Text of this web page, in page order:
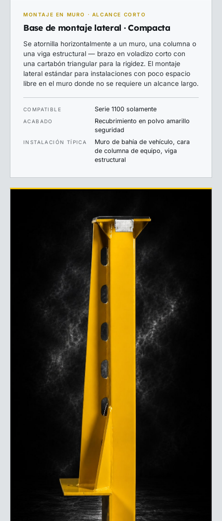
MONTAJE EN MURO · ALCANCE CORTO
Base de montaje lateral · Compacta
Se atornilla horizontalmente a un muro, una columna o
una viga estructural — brazo en voladizo corto con
una cartabón triangular para la rigidez. El montaje
lateral estándar para instalaciones con poco espacio
libre en el muro donde no se requiere un alcance largo.
COMPATIBLE Serie 1100 solamente
ACABADO
Recubrimiento en polvo amarillo
seguridad
INSTALACIÓN TÍPICA
Muro de bahía de vehículo, cara
de columna de equipo, viga
estructural